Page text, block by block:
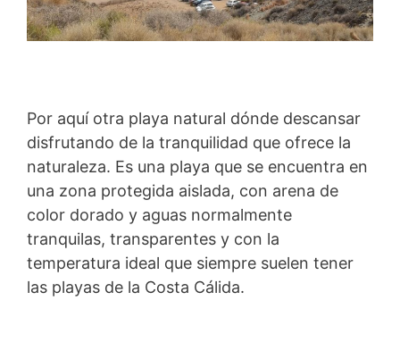
Por aquí otra playa natural dónde descansar
disfrutando de la tranquilidad que ofrece la
naturaleza. Es una playa que se encuentra en
una zona protegida aislada, con arena de
color dorado y aguas normalmente
tranquilas, transparentes y con la
temperatura ideal que siempre suelen tener
las playas de la Costa Cálida.